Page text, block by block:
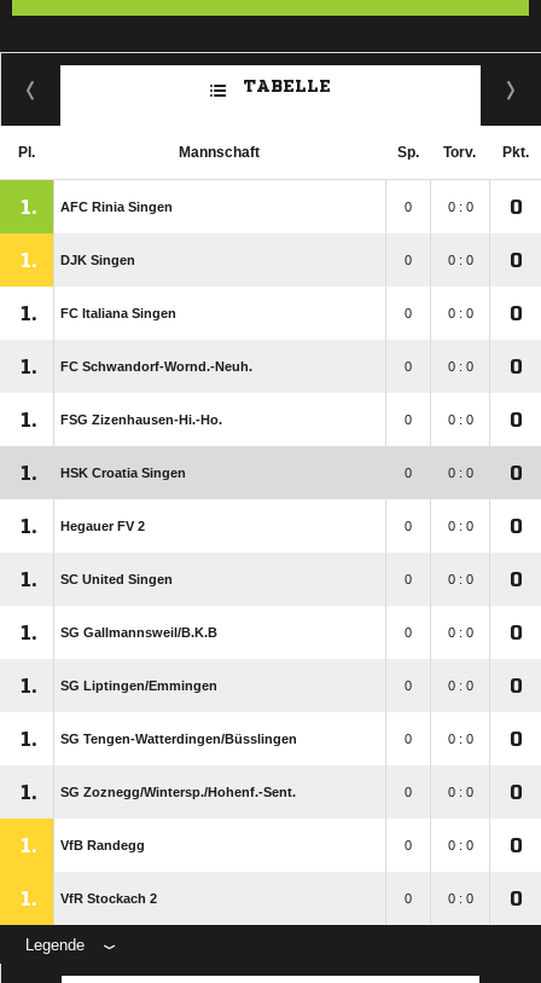
TABELLE
Pl. Mannschaft Sp. Torv. Pkt.
1. AFC Rinia Singen 0 0 : 0 0
1. DJK Singen 0 0 : 0 0
1. FC Italiana Singen 0 0 : 0 0
1. FC Schwandorf-Wornd.-Neuh. 0 0 : 0 0
1. FSG Zizenhausen-Hi.-Ho. 0 0 : 0 0
1. HSK Croatia Singen 0 0 : 0 0
1. Hegauer FV 2 0 0 : 0 0
1. SC United Singen 0 0 : 0 0
1. SG Gallmannsweil/​B.K.B 0 0 : 0 0
1. SG Liptingen/​Emmingen 0 0 : 0 0
1. SG Tengen-Watterdingen/​Büsslingen 0 0 : 0 0
1. SG Zoznegg/​Wintersp./​Hohenf.-Sent. 0 0 : 0 0
1. VfB Randegg 0 0 : 0 0
1. VfR Stockach 2 0 0 : 0 0
Legende